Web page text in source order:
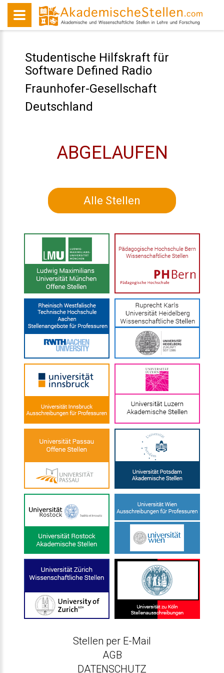
Studentische Hilfskraft für
Software Defined Radio
Fraunhofer-Gesellschaft
Deutschland
ABGELAUFEN
Alle Stellen
Stellen per E-Mail
AGB
DATENSCHUTZ